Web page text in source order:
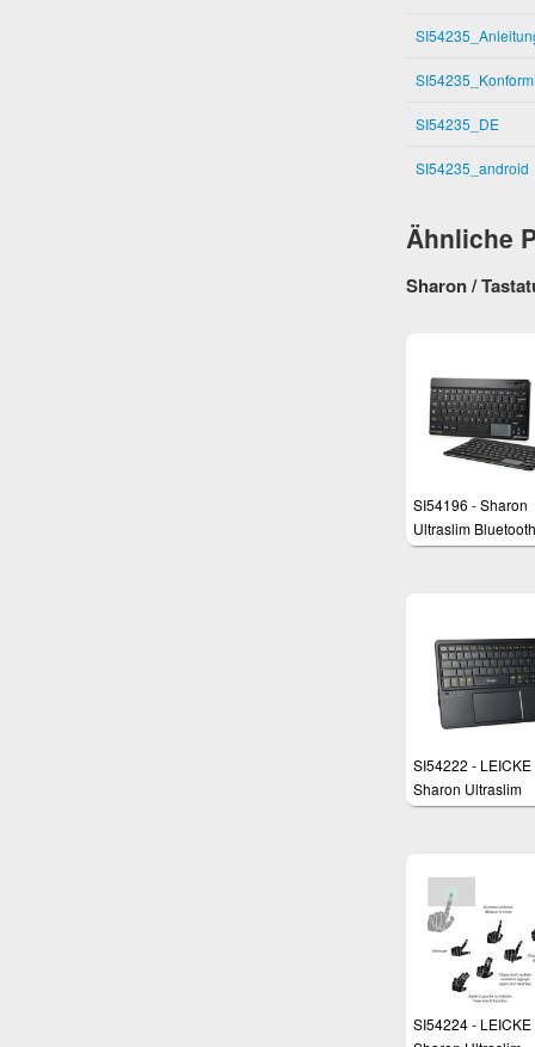
SI54235_DE
SI54235_android
Ähnliche
Sharon /
SI54196 - Sharon
Ultraslim
Tastatur für
SI54222 - LEICKE
Sharon Ultraslim
Bluetooth-Tastatur
Android
SI54224 - LEICKE